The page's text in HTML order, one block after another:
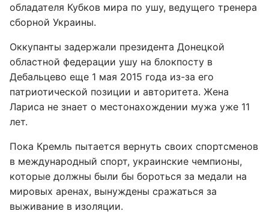
обладателя Кубков мира по ушу, ведущего тренера
сборной Украины.
Оккупанты задержали президента Донецкой
областной федерации ушу на блокпосту в
Дебальцево еще 1 мая 2015 года из-за его
патриотической позиции и авторитета. Жена
Лариса не знает о местонахождении мужа уже 11
лет.
Пока Кремль пытается вернуть своих спортсменов
в международный спорт, украинские чемпионы,
которые должны были бы бороться за медали на
мировых аренах, вынуждены сражаться за
выживание в изоляции.